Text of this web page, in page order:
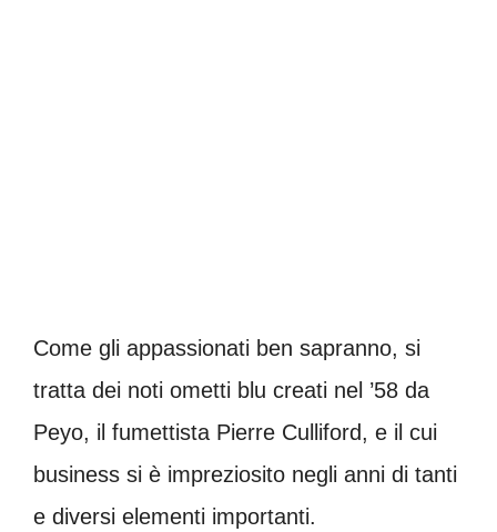
Come gli appassionati ben sapranno, si
tratta dei noti ometti blu creati nel ’58 da
Peyo, il fumettista Pierre Culliford, e il cui
business si è impreziosito negli anni di tanti
e diversi elementi importanti.